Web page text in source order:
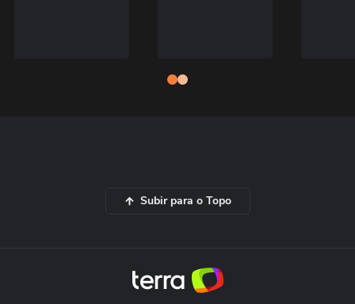
Subir para o Topo